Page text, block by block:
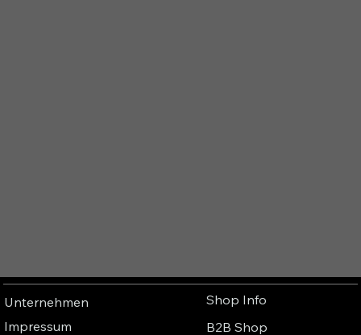
Unternehmen
Impressum
Shop Info
B2B Shop